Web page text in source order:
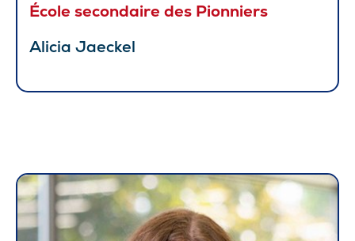
École secondaire des Pionniers
Alicia Jaeckel